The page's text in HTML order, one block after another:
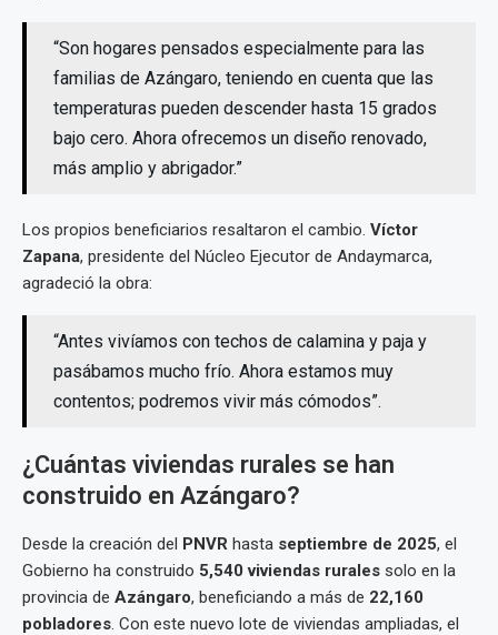
“Son hogares pensados especialmente para las
familias de Azángaro, teniendo en cuenta que las
temperaturas pueden descender hasta 15 grados
bajo cero. Ahora ofrecemos un diseño renovado,
más amplio y abrigador.”
Los propios beneficiarios resaltaron el cambio. Víctor
Zapana, presidente del Núcleo Ejecutor de Andaymarca,
agradeció la obra:
“Antes vivíamos con techos de calamina y paja y
pasábamos mucho frío. Ahora estamos muy
contentos; podremos vivir más cómodos”.
¿Cuántas viviendas rurales se han
construido en Azángaro?
Desde la creación del PNVR hasta septiembre de 2025, el
Gobierno ha construido 5,540 viviendas rurales solo en la
provincia de Azángaro, beneficiando a más de 22,160
pobladores. Con este nuevo lote de viviendas ampliadas, el